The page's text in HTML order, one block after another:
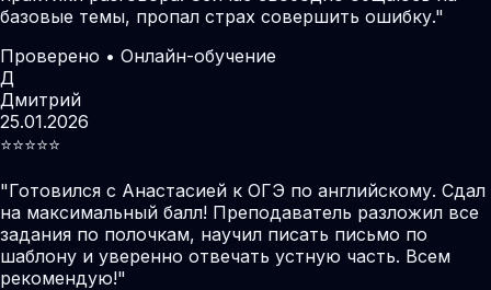
базовые темы, пропал страх совершить ошибку."
Проверено • Онлайн-обучение
Д
Дмитрий
25.01.2026
⭐️⭐️⭐️⭐️⭐️
"Готовился с Анастасией к ОГЭ по английскому. Сдал
на максимальный балл! Преподаватель разложил все
задания по полочкам, научил писать письмо по
шаблону и уверенно отвечать устную часть. Всем
рекомендую!"